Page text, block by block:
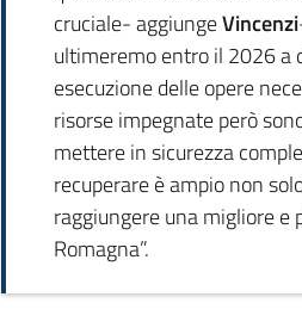
cruciale- aggiungeVincenzi
ultimeremo entro il 2026 a
esecuzione delle opere
risorse impegnate però
mettere in sicurezza
recuperare è ampio non
raggiungere una migliore e
Romagna”.